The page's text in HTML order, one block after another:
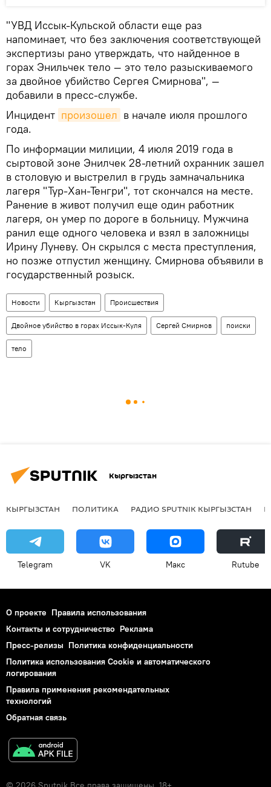
"УВД Иссык-Кульской области еще раз
напоминает, что без заключения соответствующей
экспертизы рано утверждать, что найденное в
горах Энильчек тело — это тело разыскиваемого
за двойное убийство Сергея Смирнова", —
добавили в пресс-службе.
Инцидент произошел в начале июля прошлого
года.
По информации милиции, 4 июля 2019 года в
сыртовой зоне Энилчек 28-летний охранник зашел
в столовую и выстрелил в грудь замначальника
лагеря "Тур-Хан-Тенгри", тот скончался на месте.
Ранение в живот получил еще один работник
лагеря, он умер по дороге в больницу. Мужчина
ранил еще одного человека и взял в заложницы
Ирину Луневу. Он скрылся с места преступления,
но позже отпустил женщину. Смирнова объявили в
государственный розыск.
Новости Кыргызстан Происшествия
Двойное убийство в горах Иссык-Куля Сергей Смирнов поиски
тело
Кыргызстан
КЫРГЫЗСТАН ПОЛИТИКА РАДИО SPUTNIK КЫРГЫЗСТАН
Telegram VK Макс Rutube
О проекте Правила использования
Контакты и сотрудничество Реклама
Пресс-релизы Политика конфиденциальности
Политика использования Cookie и автоматического
логирования
Правила применения рекомендательных
технологий
Обратная связь